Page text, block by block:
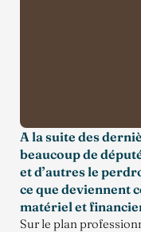
A la suite des
beaucoup de
et d’autres le
ce que deviennent
matériel et
Sur le plan